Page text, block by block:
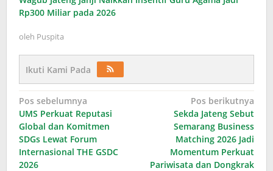
Rp300 Miliar pada 2026
oleh Puspita
Ikuti Kami Pada
Navigasi
pos
Pos sebelumnya
UMS Perkuat Reputasi
Global dan Komitmen
SDGs Lewat Forum
Internasional THE GSDC
2026
Pos berikutnya
Sekda Jateng Sebut
Semarang Business
Matching 2026 Jadi
Momentum Perkuat
Pariwisata dan Dongkrak